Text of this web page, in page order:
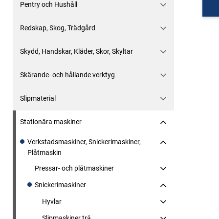
Pentry och Hushåll
Redskap, Skog, Trädgård
Skydd, Handskar, Kläder, Skor, Skyltar
Skärande- och hållande verktyg
Slipmaterial
Stationära maskiner
Verkstadsmaskiner, Snickerimaskiner,
Plåtmaskin
Pressar- och plåtmaskiner
Snickerimaskiner
Hyvlar